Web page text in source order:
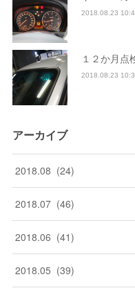
2018.08.23
１２か月点
2018.08.23
アーカイブ
2018.08 (24)
2018.07 (46)
2018.06 (41)
2018.05 (39)